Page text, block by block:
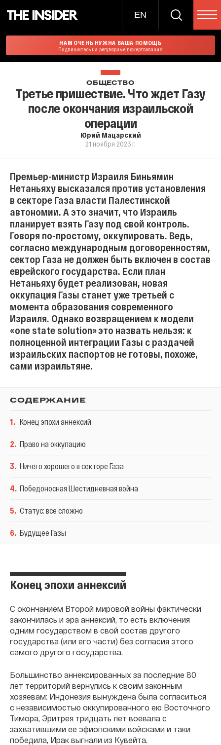
EN
НАМ ОЧЕНЬ НУЖНА ВАША ПОМОЩЬ
Подпишитесь на регулярные пожертвования
ОБЩЕСТВО
Третье пришествие. Что ждет Газу
после окончания израильской
операции
Юрий Мацарский
21 ноября 2023 г.
Премьер-министр Израиля Биньямин
Нетаньяху высказался против установления
в секторе Газа власти Палестинской
автономии. А это значит, что Израиль
планирует взять Газу под свой контроль.
Говоря по-простому, оккупировать. Ведь,
согласно международным договоренностям,
сектор Газа не должен быть включен в состав
еврейского государства. Если план
Нетаньяху будет реализован, новая
оккупация Газы станет уже третьей с
момента образования современного
Израиля. Однако возвращением к модели
«one state solution» это назвать нельзя: к
полноценной интеграции Газы с раздачей
израильских паспортов не готовы, похоже,
сами израильтяне.
СОДЕРЖАНИЕ
1. Конец эпохи аннексий
2. Право на оккупацию
3. Ничего хорошего в секторе Газа
4. Победоносная Шестидневная война
5. Статус: все сложно
6. Будущее Газы
Конец эпохи аннексий
С окончанием Второй мировой войны фактически
закончилась и эра аннексий, то есть включения
одним государством в свой состав другого
государства (или его части) без согласия этого
самого другого государства.
Большинство аннексированных за последние 80
лет территорий вернулись к своим законным
хозяевам: Индонезия вынуждена была согласиться
с независимостью оккупированного ею Восточного
Тимора, Эритрея тридцать лет воевала с
захватившими ее эфиопскими войсками и таки
победила, Ирак выгнали из Кувейта.